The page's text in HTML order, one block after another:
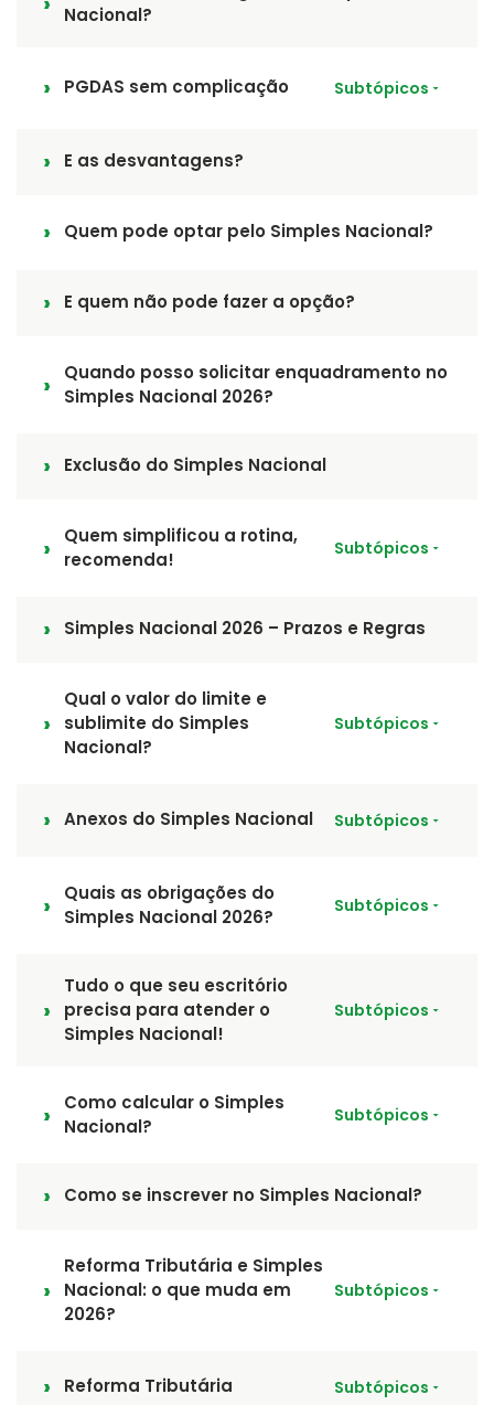
Nacional?
PGDAS sem complicação Subtópicos
E as desvantagens?
Quem pode optar pelo Simples Nacional?
E quem não pode fazer a opção?
Quando posso solicitar enquadramento no
Simples Nacional 2026?
Exclusão do Simples Nacional
Quem simplificou a rotina,
recomenda!
Subtópicos
Simples Nacional 2026 – Prazos e Regras
Qual o valor do limite e
sublimite do Simples
Nacional?
Subtópicos
Anexos do Simples Nacional Subtópicos
Quais as obrigações do
Simples Nacional 2026?
Subtópicos
Tudo o que seu escritório
precisa para atender o
Simples Nacional!
Subtópicos
Como calcular o Simples
Nacional?
Subtópicos
Como se inscrever no Simples Nacional?
Reforma Tributária e Simples
Nacional: o que muda em
2026?
Subtópicos
Reforma Tributária Subtópicos